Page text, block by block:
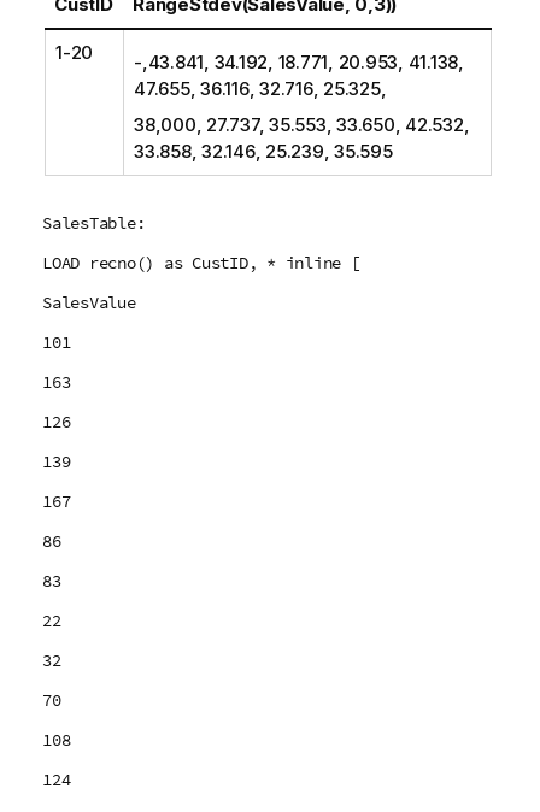
1-20
-,43.841, 34.192, 18.771, 20.953, 41.138,
47.655, 36.116, 32.716, 25.325,
38,000, 27.737, 35.553, 33.650, 42.532,
33.858, 32.146, 25.239, 35.595
SalesTable:
LOAD recno() as CustID, * inline [
SalesValue
101
163
126
139
167
86
83
22
32
70
108
124